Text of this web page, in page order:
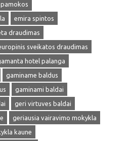
emira spintos
draudimas
sveikatos draudimas
hotel palanga
gaminame baldus
gaminami baldai
geri virtuves baldai
geriausia vairavimo mokykla
kaune